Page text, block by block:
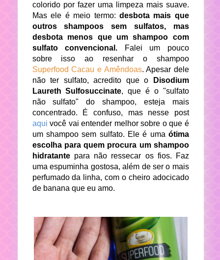
colorido por fazer uma limpeza mais suave.
Mas ele é meio termo: desbota mais que
outros shampoos sem sulfatos, mas
desbota menos que um shampoo com
sulfato convencional. Falei um pouco
sobre isso ao resenhar o shampoo
Superfood Cacau e Amêndoas. Apesar dele
não ter sulfato, acredito que o
Disodium
Laureth Sulfosuccinate, que é o "sulfato
não sulfato" do shampoo, esteja mais
concentrado. É confuso, mas nesse post
aqui você vai entender melhor sobre o que é
um shampoo sem sulfato. Ele é uma ótima
escolha para quem procura um shampoo
hidratante para não ressecar os fios. Faz
uma espuminha gostosa, além de ser o mais
perfumado da linha, com o cheiro adocicado
de banana que eu amo.